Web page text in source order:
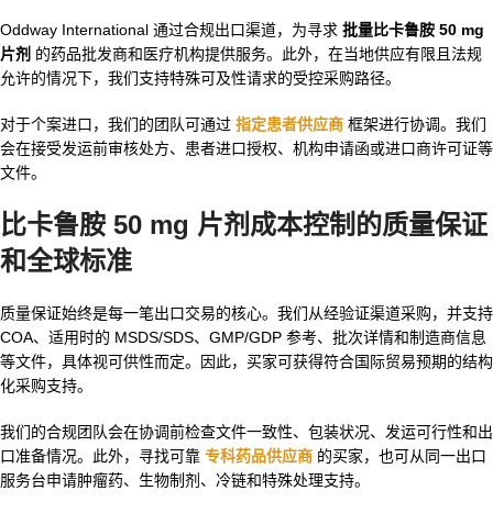
Oddway International 通过合规出口渠道，为寻求 批量比卡鲁胺 50 mg
片剂 的药品批发商和医疗机构提供服务。此外，在当地供应有限且法规
允许的情况下，我们支持特殊可及性请求的受控采购路径。
对于个案进口，我们的团队可通过 指定患者供应商 框架进行协调。我们
会在接受发运前审核处方、患者进口授权、机构申请函或进口商许可证等
文件。
比卡鲁胺 50 mg 片剂成本控制的质量保证
和全球标准
质量保证始终是每一笔出口交易的核心。我们从经验证渠道采购，并支持
COA、适用时的 MSDS/SDS、GMP/GDP 参考、批次详情和制造商信息
等文件，具体视可供性而定。因此，买家可获得符合国际贸易预期的结构
化采购支持。
我们的合规团队会在协调前检查文件一致性、包装状况、发运可行性和出
口准备情况。此外，寻找可靠 专科药品供应商 的买家，也可从同一出口
服务台申请肿瘤药、生物制剂、冷链和特殊处理支持。